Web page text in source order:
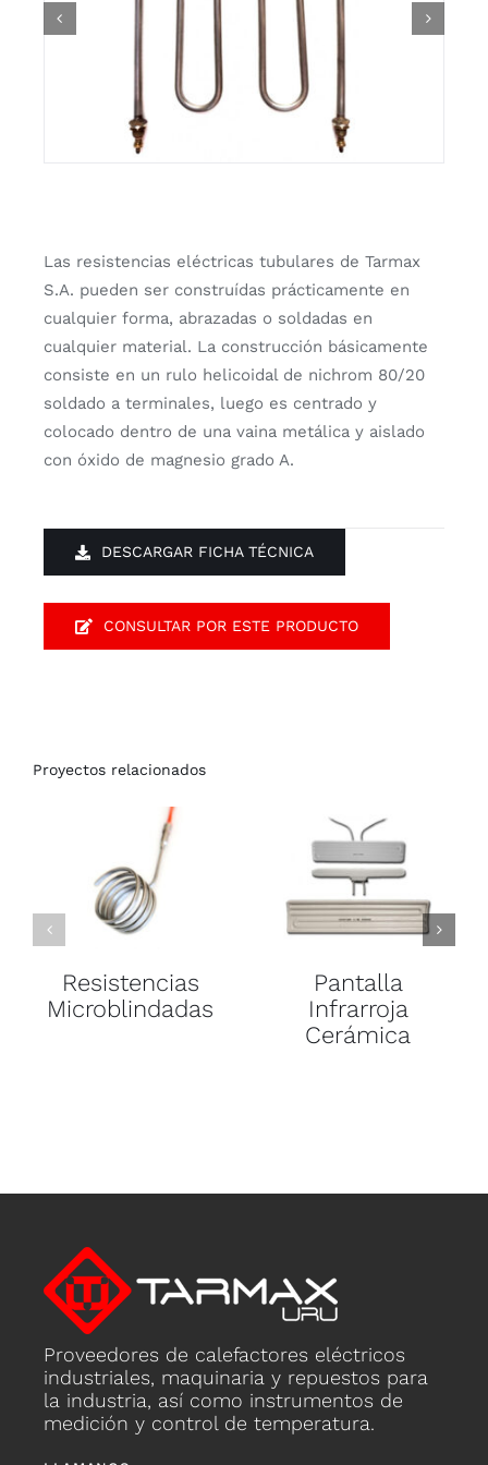
Las resistencias eléctricas tubulares de Tarmax
S.A. pueden ser construídas prácticamente en
cualquier forma, abrazadas o soldadas en
cualquier material. La construcción básicamente
consiste en un rulo helicoidal de nichrom 80/20
soldado a terminales, luego es centrado y
colocado dentro de una vaina metálica y aislado
con óxido de magnesio grado A.
DESCARGAR FICHA TÉCNICA
CONSULTAR POR ESTE PRODUCTO
Proyectos relacionados
Resistencias
Microblindadas
Pantalla
Infrarroja
Cerámica
Proveedores de calefactores eléctricos
industriales, maquinaria y repuestos para
la industria, así como instrumentos de
medición y control de temperatura.